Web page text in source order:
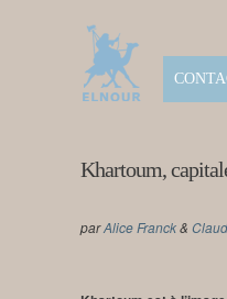
Khartoum,
parAlice Franck&